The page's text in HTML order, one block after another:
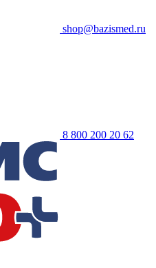
shop@bazismed.ru
8 800 200 20 62